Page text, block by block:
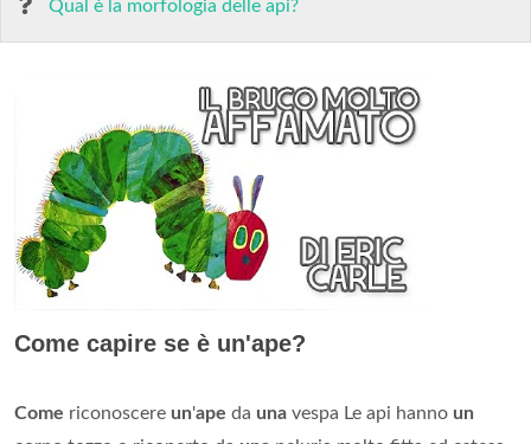
Qual è la morfologia delle api?
Come capire se è un'ape?
Come riconoscere un'ape da una vespa Le api hanno un